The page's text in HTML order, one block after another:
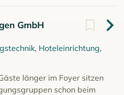
GmbH
Hoteleinrichtung,
länger im Foyer sitzen
schon beim